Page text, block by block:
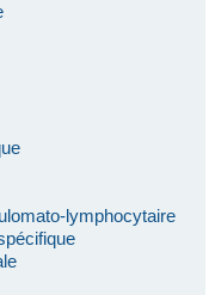
lymphocytaire